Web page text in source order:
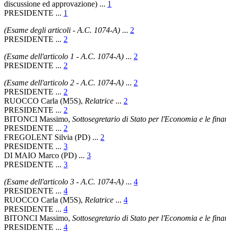
discussione ed approvazione) ... 1
PRESIDENTE ... 1
(Esame degli articoli - A.C. 1074-A) ... 2
PRESIDENTE ... 2
(Esame dell'articolo 1 - A.C. 1074-A) ... 2
PRESIDENTE ... 2
(Esame dell'articolo 2 - A.C. 1074-A) ... 2
PRESIDENTE ... 2
RUOCCO Carla (M5S), Relatrice ... 2
PRESIDENTE ... 2
BITONCI Massimo, Sottosegretario di Stato per l'Economia e le
PRESIDENTE ... 2
FREGOLENT Silvia (PD) ... 2
PRESIDENTE ... 3
DI MAIO Marco (PD) ... 3
PRESIDENTE ... 3
(Esame dell'articolo 3 - A.C. 1074-A) ... 4
PRESIDENTE ... 4
RUOCCO Carla (M5S), Relatrice ... 4
PRESIDENTE ... 4
BITONCI Massimo, Sottosegretario di Stato per l'Economia e le
PRESIDENTE ... 4